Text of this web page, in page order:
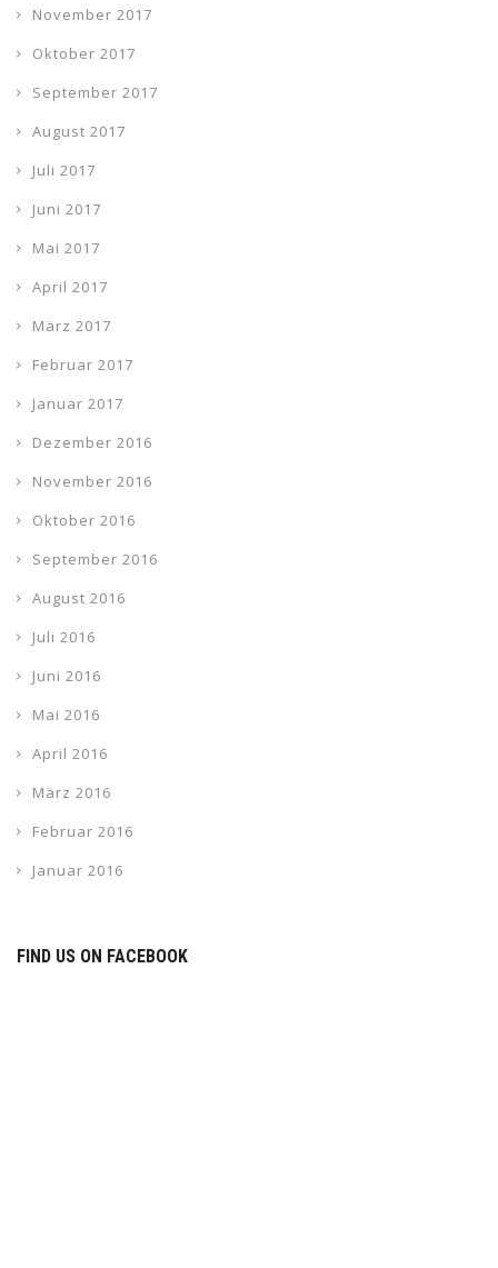
November 2017
Oktober 2017
September 2017
August 2017
Juli 2017
Juni 2017
Mai 2017
April 2017
März 2017
Februar 2017
Januar 2017
Dezember 2016
November 2016
Oktober 2016
September 2016
August 2016
Juli 2016
Juni 2016
Mai 2016
April 2016
März 2016
Februar 2016
Januar 2016
FIND US ON FACEBOOK